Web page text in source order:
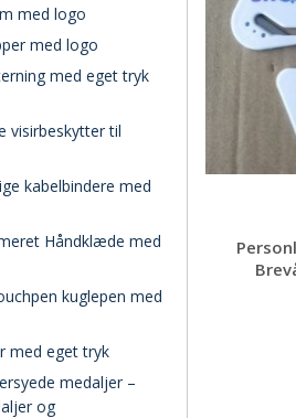
med logo
med logo
med eget tryk
visirbeskytter til
kabelbindere med
Håndklæde med
kuglepen med
med eget tryk
medaljer –
og